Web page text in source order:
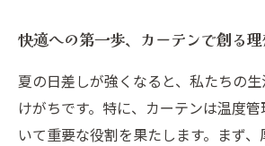
快適への第一歩、カーテンで創る
夏の日差しが強くなると、私たちの
けがちです。特に、カーテンは温度
いて重要な役割を果たします。まず